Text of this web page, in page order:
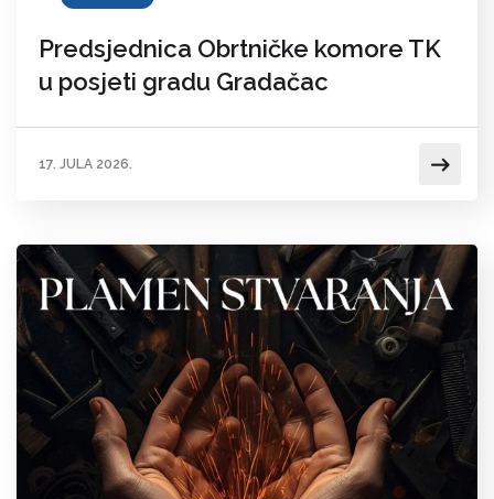
Predsjednica Obrtničke komore TK
u posjeti gradu Gradačac
17. JULA 2026.